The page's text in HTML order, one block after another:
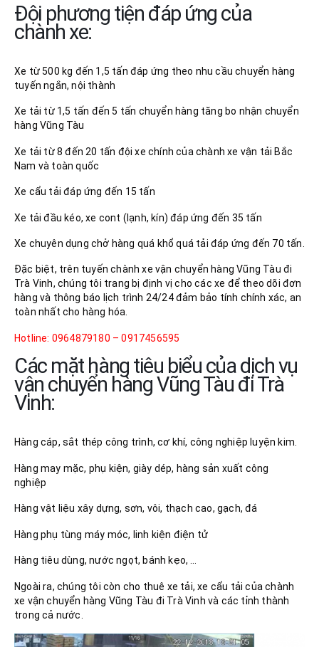
Đội phương tiện đáp ứng của
chành xe:
Xe từ 500 kg đến 1,5 tấn đáp ứng theo nhu cầu chuyển hàng
tuyến ngắn, nội thành
Xe tải từ 1,5 tấn đến 5 tấn chuyển hàng tăng bo nhận chuyển
hàng Vũng Tàu
Xe tải từ 8 đến 20 tấn đội xe chính của chành xe vận tải Bắc
Nam và toàn quốc
Xe cẩu tải đáp ứng đến 15 tấn
Xe tải đầu kéo, xe cont (lạnh, kín) đáp ứng đến 35 tấn
Xe chuyên dụng chở hàng quá khổ quá tải đáp ứng đến 70 tấn.
Đặc biệt, trên tuyến chành xe vận chuyển hàng Vũng Tàu đi
Trà Vinh, chúng tôi trang bị định vị cho các xe để theo dõi đơn
hàng và thông báo lịch trình 24/24 đảm bảo tính chính xác, an
toàn nhất cho hàng hóa.
Hotline: 0964879180 – 0917456595
Các mặt hàng tiêu biểu của dịch vụ
vận chuyển hàng Vũng Tàu đi Trà
Vinh:
Hàng cáp, sắt thép công trình, cơ khí, công nghiệp luyện kim.
Hàng may mặc, phụ kiện, giày dép, hàng sản xuất công
nghiệp
Hàng vật liệu xây dựng, sơn, vôi, thạch cao, gạch, đá
Hàng phụ tùng máy móc, linh kiện điện tử
Hàng tiêu dùng, nước ngọt, bánh kẹo, …
Ngoài ra, chúng tôi còn cho thuê xe tải, xe cẩu tải của chành
xe vận chuyển hàng Vũng Tàu đi Trà Vinh và các tỉnh thành
trong cả nước.